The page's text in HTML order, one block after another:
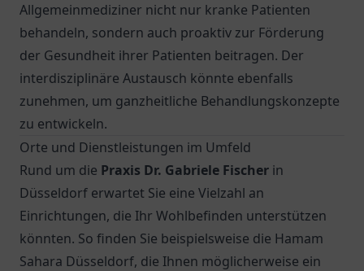
Allgemeinmediziner nicht nur kranke Patienten
behandeln, sondern auch proaktiv zur Förderung
der Gesundheit ihrer Patienten beitragen. Der
interdisziplinäre Austausch könnte ebenfalls
zunehmen, um ganzheitliche Behandlungskonzepte
zu entwickeln.
Orte und Dienstleistungen im Umfeld
Rund um die Praxis Dr. Gabriele Fischer in
Düsseldorf erwartet Sie eine Vielzahl an
Einrichtungen, die Ihr Wohlbefinden unterstützen
könnten. So finden Sie beispielsweise die Hamam
Sahara Düsseldorf, die Ihnen möglicherweise ein